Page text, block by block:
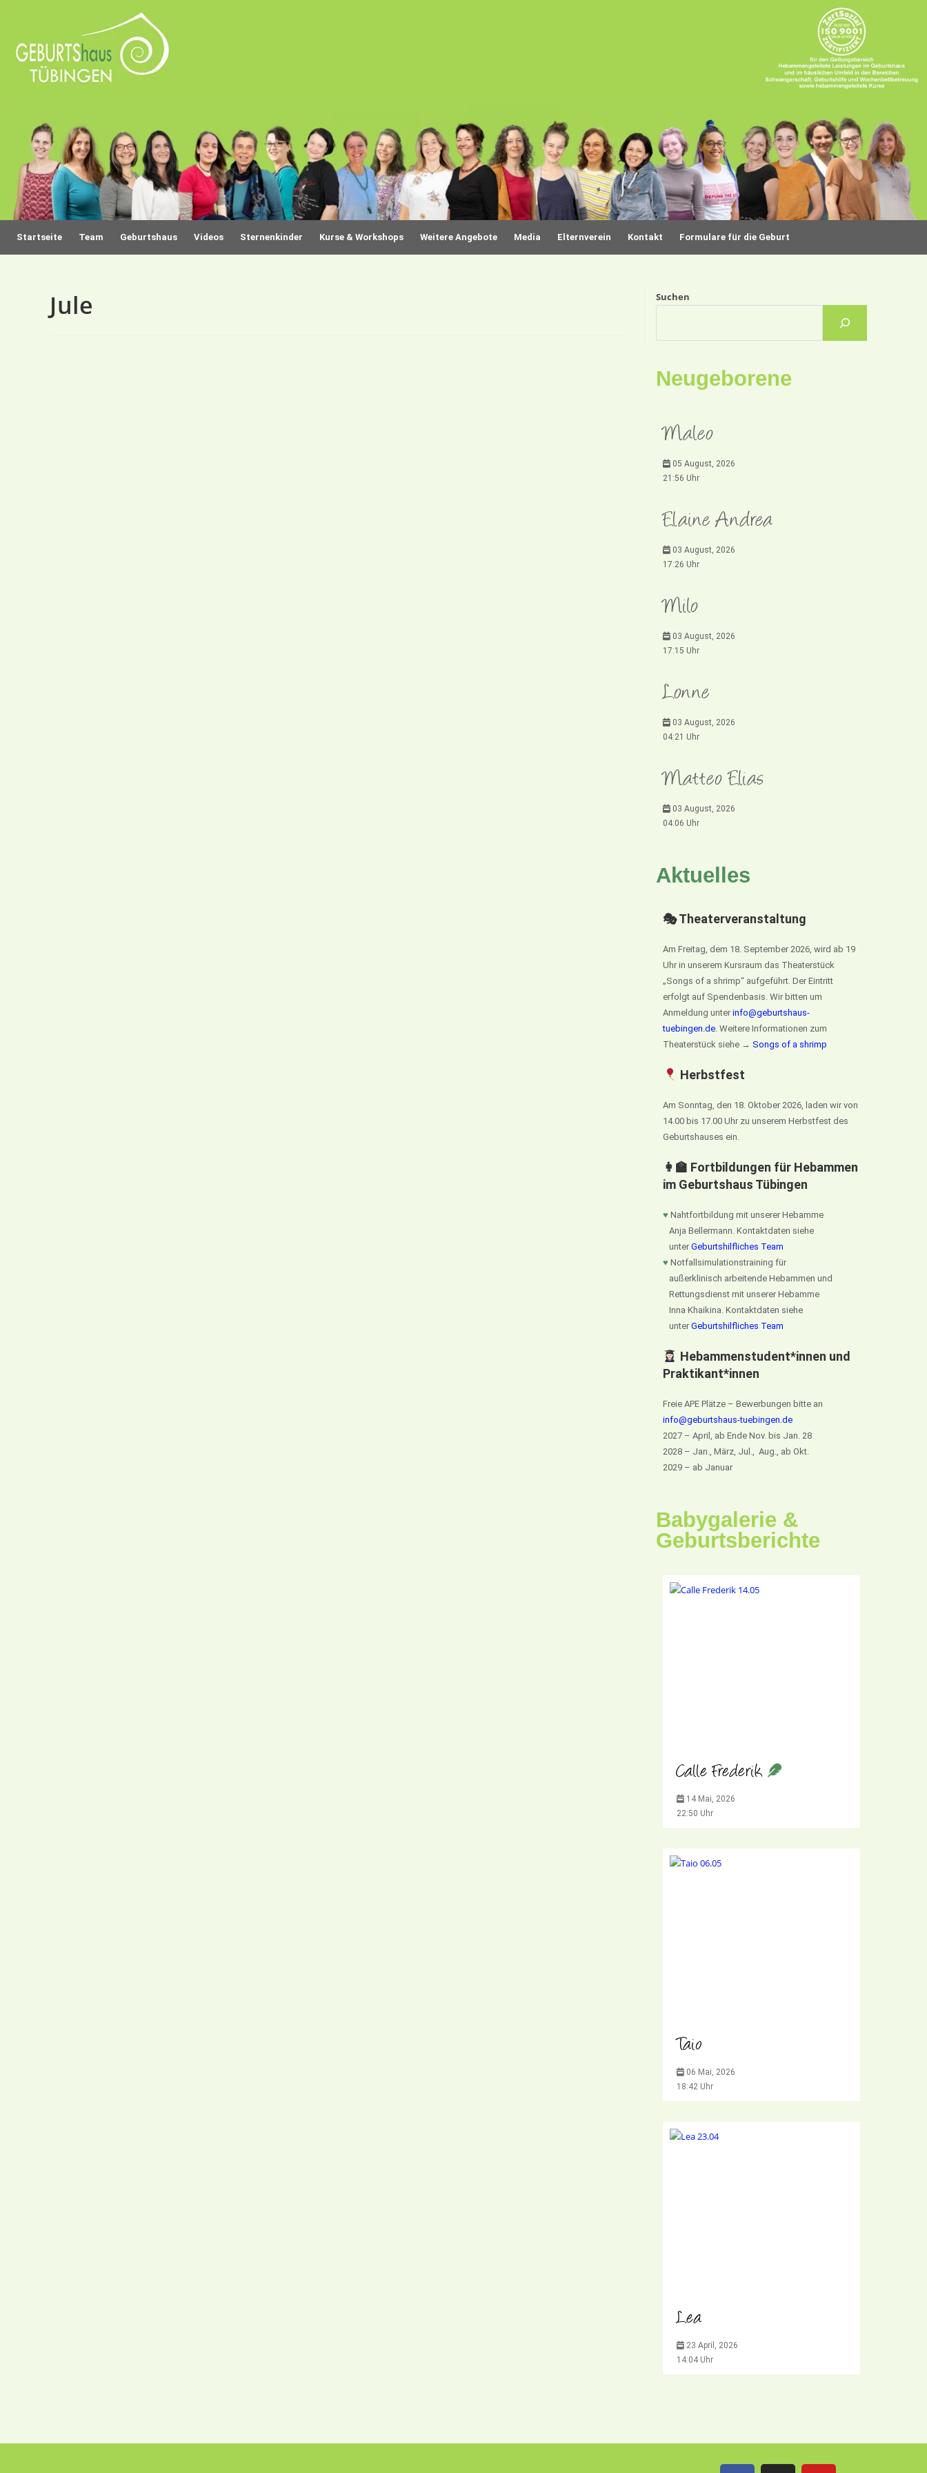
Startseite Team Geburtshaus Videos Sternenkinder Kurse & Workshops Weitere Angebote Media Elternverein Kontakt Formulare für die Geburt
Jule Suchen
Neugeborene
Maleo
05 August, 2026
21:56 Uhr
Elaine Andrea
03 August, 2026
17:26 Uhr
Milo
03 August, 2026
17:15 Uhr
Lonne
03 August, 2026
04:21 Uhr
Matteo Elias
03 August, 2026
04:06 Uhr
Aktuelles
🎭 Theaterveranstaltung
Am Freitag, dem 18. September 2026, wird ab 19
Uhr in unserem Kursraum das Theaterstück
„Songs of a shrimp“ aufgeführt. Der Eintritt
erfolgt auf Spendenbasis. Wir bitten um
Anmeldung unter info@geburtshaus-
tuebingen.de. Weitere Informationen zum
Theaterstück siehe → Songs of a shrimp
Herbstfest
Am Sonntag, den 18. Oktober 2026, laden wir von
14.00 bis 17.00 Uhr zu unserem Herbstfest des
Geburtshauses ein.
👩‍🏫 Fortbildungen für Hebammen
im Geburtshaus Tübingen
♥ Nahtfortbildung mit unserer Hebamme
Anja Bellermann. Kontaktdaten siehe
unter Geburtshilfliches Team
♥ Notfallsimulationstraining für
außerklinisch arbeitende Hebammen und
Rettungsdienst mit unserer Hebamme
Inna Khaikina. Kontaktdaten siehe
unter Geburtshilfliches Team
Hebammenstudent*innen und
Praktikant*innen
Freie APE Plätze – Bewerbungen bitte an
info@geburtshaus-tuebingen.de
2027 – April, ab Ende Nov. bis Jan. 28
2028 – Jan., März, Jul., Aug., ab Okt.
2029 – ab Januar
Babygalerie &
Geburtsberichte
Calle Frederik
14 Mai, 2026
22:50 Uhr
Taio
06 Mai, 2026
18:42 Uhr
Lea
23 April, 2026
14:04 Uhr